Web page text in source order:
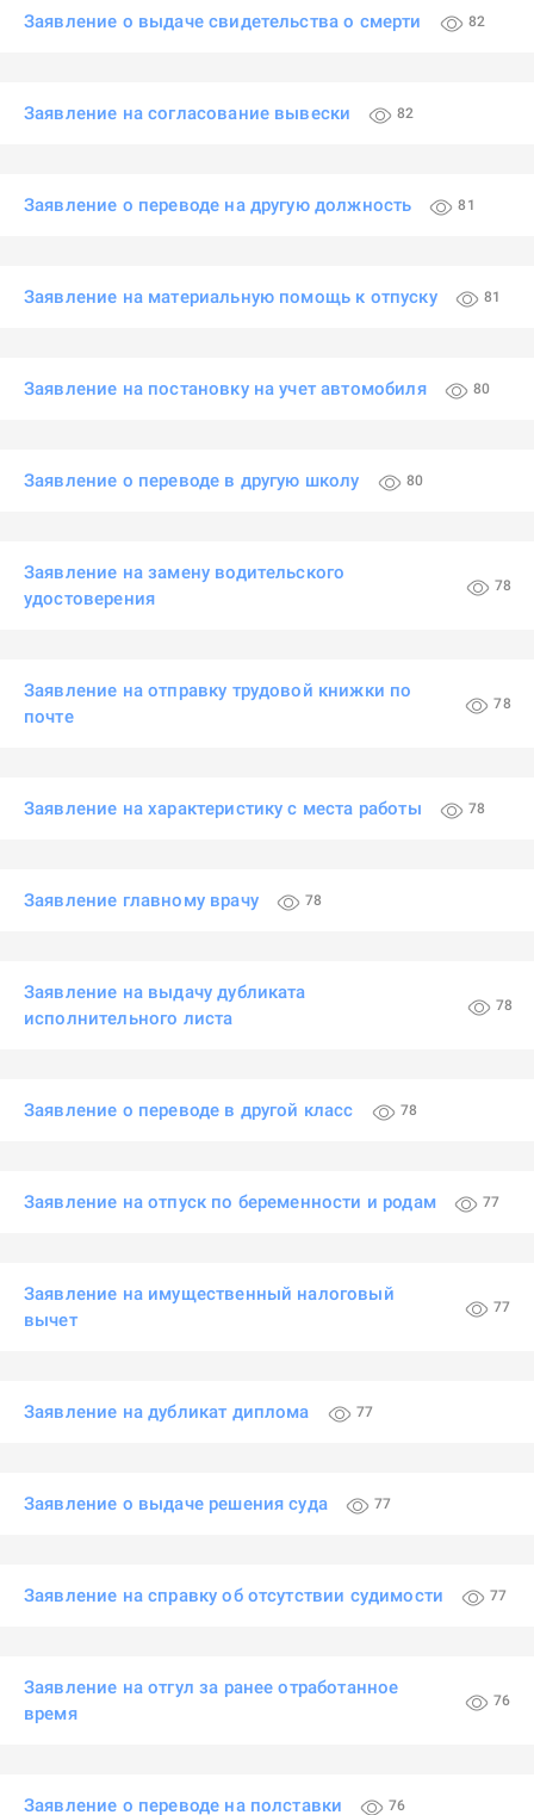
Заявление о выдаче свидетельства о смерти 82
Заявление на согласование вывески 82
Заявление о переводе на другую должность 81
Заявление на материальную помощь к отпуску 81
Заявление на постановку на учет автомобиля 80
Заявление о переводе в другую школу 80
Заявление на замену водительского
удостоверения
78
Заявление на отправку трудовой книжки по
почте
78
Заявление на характеристику с места работы 78
Заявление главному врачу 78
Заявление на выдачу дубликата
исполнительного листа
78
Заявление о переводе в другой класс 78
Заявление на отпуск по беременности и родам 77
Заявление на имущественный налоговый
вычет
77
Заявление на дубликат диплома 77
Заявление о выдаче решения суда 77
Заявление на справку об отсутствии судимости 77
Заявление на отгул за ранее отработанное
время
76
Заявление о переводе на полставки 76